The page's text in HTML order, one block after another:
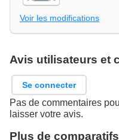
Voir les modifications
Avis utilisateurs et
Se connecter
Pas de commentaires
laisser votre avis.
Plus de comparatifs